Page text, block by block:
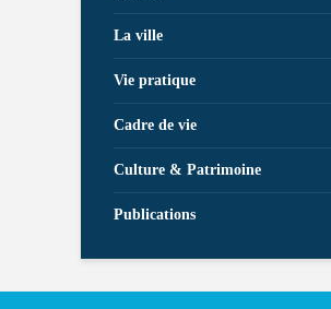
La ville
Vie pratique
Cadre de vie
Culture & Patrimoine
Publications